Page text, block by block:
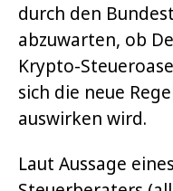
durch den
abzuwarten, ob
Krypto-
sich die neue
auswirken wird.
Laut Aussage